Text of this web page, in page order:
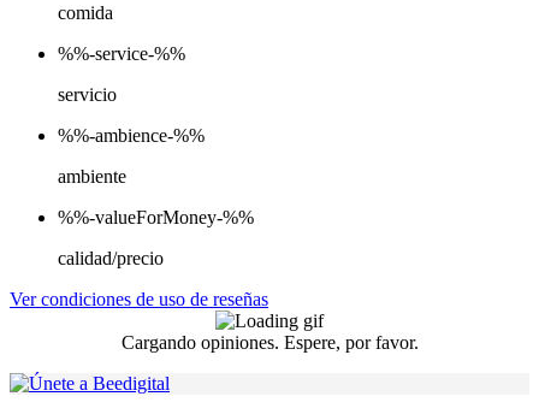
comida
%%-service-%%
servicio
%%-ambience-%%
ambiente
%%-valueForMoney-%%
calidad/precio
Ver condiciones de uso de reseñas
Cargando opiniones. Espere, por favor.